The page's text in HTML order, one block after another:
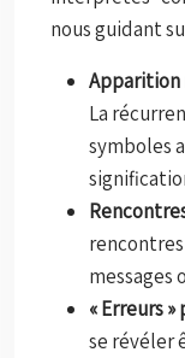
nous guidant
Apparition
La
symboles
messages
« Erreurs
se révéler